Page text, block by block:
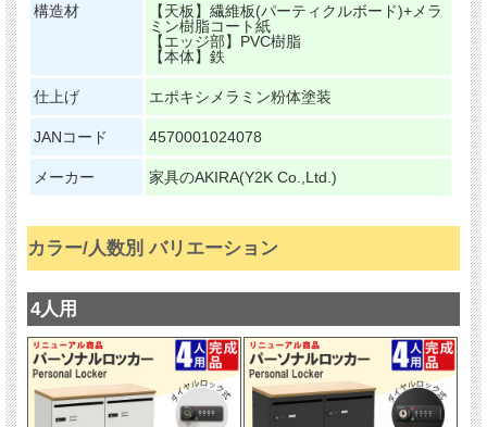
構造材
【天板】繊維板(パーティクルボード)+メラ
ミン樹脂コート紙
【エッジ部】PVC樹脂
【本体】鉄
仕上げ エポキシメラミン粉体塗装
JANコード 4570001024078
メーカー 家具のAKIRA(Y2K Co.,Ltd.)
カラー/人数別 バリエーション
4人用